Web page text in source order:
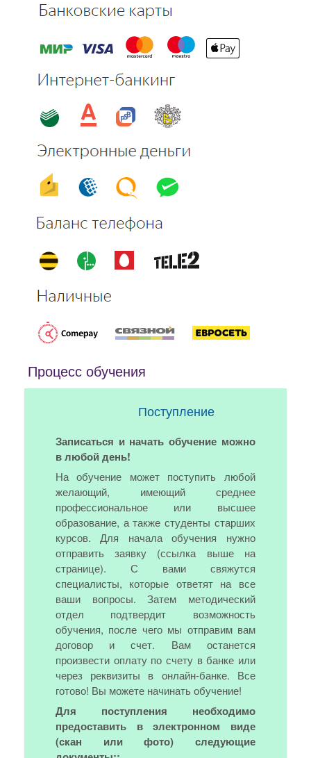
Процесс обучения
Поступление
Записаться и начать обучение можно
в любой день!
На обучение может поступить любой
желающий, имеющий среднее
профессиональное или высшее
образование, а также студенты старших
курсов. Для начала обучения нужно
отправить заявку (ссылка выше на
странице). С вами свяжутся
специалисты, которые ответят на все
ваши вопросы. Затем методический
отдел подтвердит возможность
обучения, после чего мы отправим вам
договор и счет. Вам останется
произвести оплату по счету в банке или
через реквизиты в онлайн-банке. Все
готово! Вы можете начинать обучение!
Для поступления необходимо
предоставить в электронном виде
(скан или фото) следующие